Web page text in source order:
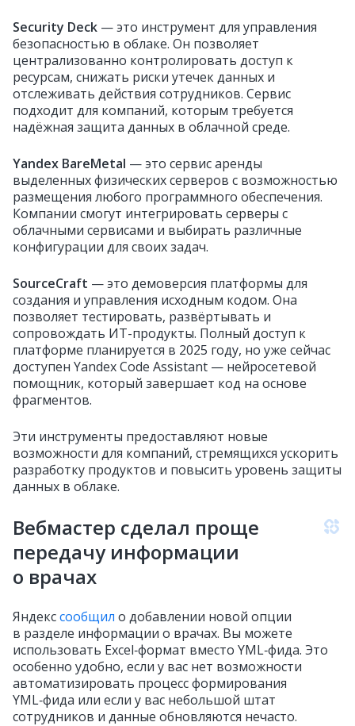
Security Deck — это инструмент для управления
безопасностью в облаке. Он позволяет
централизованно контролировать доступ к
ресурсам, снижать риски утечек данных и
отслеживать действия сотрудников. Сервис
подходит для компаний, которым требуется
надёжная защита данных в облачной среде.
Yandex BareMetal — это сервис аренды
выделенных физических серверов с возможностью
размещения любого программного обеспечения.
Компании смогут интегрировать серверы с
облачными сервисами и выбирать различные
конфигурации для своих задач.
SourceCraft — это демоверсия платформы для
создания и управления исходным кодом. Она
позволяет тестировать, развёртывать и
сопровождать ИТ-продукты. Полный доступ к
платформе планируется в 2025 году, но уже сейчас
доступен Yandex Code Assistant — нейросетевой
помощник, который завершает код на основе
фрагментов.
Эти инструменты предоставляют новые
возможности для компаний, стремящихся ускорить
разработку продуктов и повысить уровень защиты
данных в облаке.
Вебмастер сделал проще
передачу информации
о врачах
Яндекссообщил о добавлении новой опции
в разделе информации о врачах. Вы можете
использовать Excel‑формат вместо YML‑фида. Это
особенно удобно, если у вас нет возможности
автоматизировать процесс формирования
YML‑фида или если у вас небольшой штат
сотрудников и данные обновляются нечасто.